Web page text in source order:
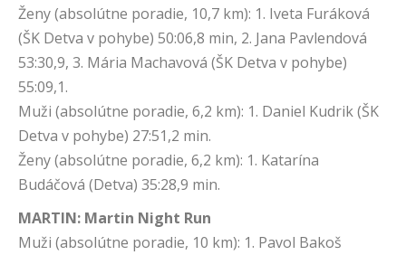
Ženy (absolútne poradie, 10,7 km): 1. Iveta Furáková
(ŠK Detva v pohybe) 50:06,8 min, 2. Jana Pavlendová
53:30,9, 3. Mária Machavová (ŠK Detva v pohybe)
55:09,1.
Muži (absolútne poradie, 6,2 km): 1. Daniel Kudrik (ŠK
Detva v pohybe) 27:51,2 min.
Ženy (absolútne poradie, 6,2 km): 1. Katarína
Budáčová (Detva) 35:28,9 min.
MARTIN: Martin Night Run
Muži (absolútne poradie, 10 km): 1. Pavol Bakoš